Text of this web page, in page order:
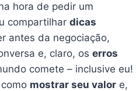
hora de pedir um
compartilhardicas
antes da negociação,
e, claro, oserros
comete – inclusive eu!
mostrar seu valor e,